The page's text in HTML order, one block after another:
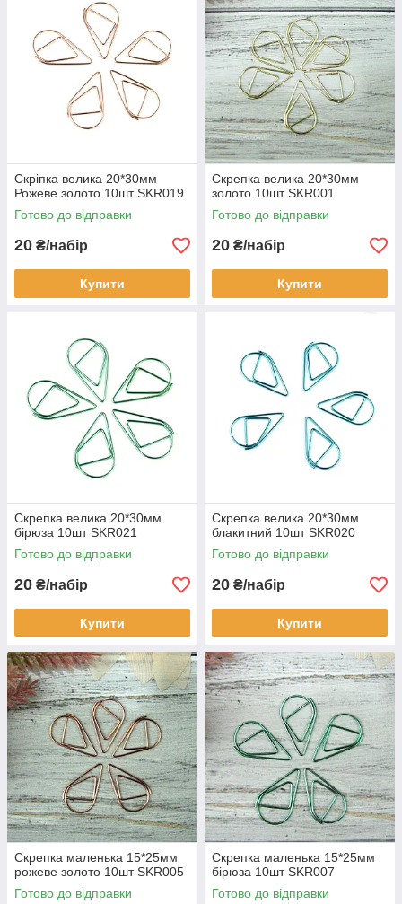
Скріпка велика 20*30мм
Рожеве золото 10шт SKR019
Готово до відправки
20 ₴/набір
Купити
Скрепка велика 20*30мм
золото 10шт SKR001
Готово до відправки
20 ₴/набір
Купити
Скрепка велика 20*30мм
бірюза 10шт SKR021
Готово до відправки
20 ₴/набір
Купити
Скрепка велика 20*30мм
блакитний 10шт SKR020
Готово до відправки
20 ₴/набір
Купити
Скрепка маленька 15*25мм
рожеве золото 10шт SKR005
Готово до відправки
Скрепка маленька 15*25мм
бірюза 10шт SKR007
Готово до відправки